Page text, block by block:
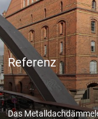
Referenz
Das